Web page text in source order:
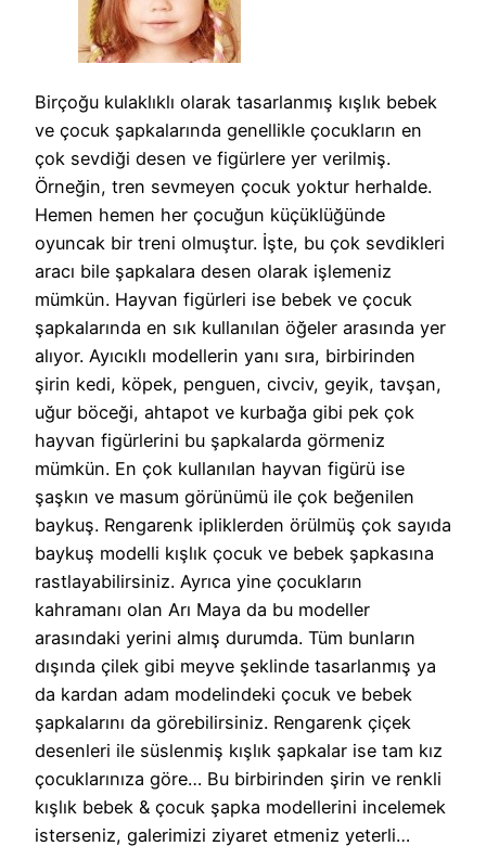
Birçoğu kulaklıklı olarak tasarlanmış kışlık bebek
ve çocuk şapkalarında genellikle çocukların en
çok sevdiği desen ve figürlere yer verilmiş.
Örneğin, tren sevmeyen çocuk yoktur herhalde.
Hemen hemen her çocuğun küçüklüğünde
oyuncak bir treni olmuştur. İşte, bu çok sevdikleri
aracı bile şapkalara desen olarak işlemeniz
mümkün. Hayvan figürleri ise bebek ve çocuk
şapkalarında en sık kullanılan öğeler arasında yer
alıyor. Ayıcıklı modellerin yanı sıra, birbirinden
şirin kedi, köpek, penguen, civciv, geyik, tavşan,
uğur böceği, ahtapot ve kurbağa gibi pek çok
hayvan figürlerini bu şapkalarda görmeniz
mümkün. En çok kullanılan hayvan figürü ise
şaşkın ve masum görünümü ile çok beğenilen
baykuş. Rengarenk ipliklerden örülmüş çok sayıda
baykuş modelli kışlık çocuk ve bebek şapkasına
rastlayabilirsiniz. Ayrıca yine çocukların
kahramanı olan Arı Maya da bu modeller
arasındaki yerini almış durumda. Tüm bunların
dışında çilek gibi meyve şeklinde tasarlanmış ya
da kardan adam modelindeki çocuk ve bebek
şapkalarını da görebilirsiniz. Rengarenk çiçek
desenleri ile süslenmiş kışlık şapkalar ise tam kız
çocuklarınıza göre… Bu birbirinden şirin ve renkli
kışlık bebek & çocuk şapka modellerini incelemek
isterseniz, galerimizi ziyaret etmeniz yeterli…